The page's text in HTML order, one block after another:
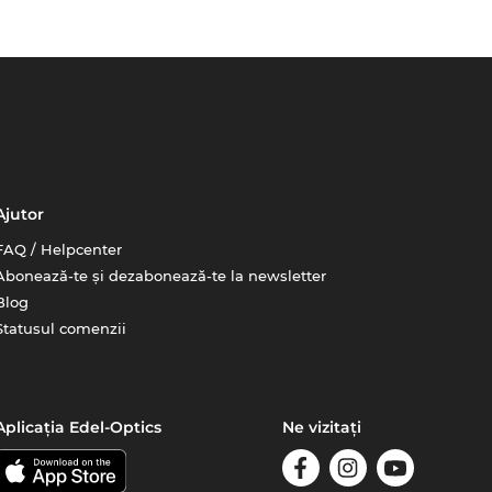
/ Helpcenter
te și dezabonează-te la newsletter
comenzii
Edel-Optics Ne vizitați